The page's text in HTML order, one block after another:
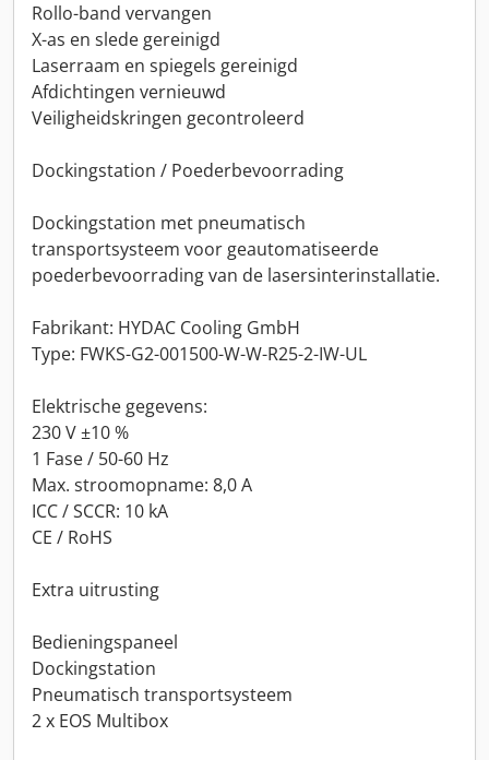
Rollo-band vervangen
X-as en slede gereinigd
Laserraam en spiegels gereinigd
Afdichtingen vernieuwd
Veiligheidskringen gecontroleerd
Dockingstation / Poederbevoorrading
Dockingstation met pneumatisch
transportsysteem voor geautomatiseerde
poederbevoorrading van de lasersinterinstallatie.
Fabrikant: HYDAC Cooling GmbH
Type: FWKS-G2-001500-W-W-R25-2-IW-UL
Elektrische gegevens:
230 V ±10 %
1 Fase / 50-60 Hz
Max. stroomopname: 8,0 A
ICC / SCCR: 10 kA
CE / RoHS
Extra uitrusting
Bedieningspaneel
Dockingstation
Pneumatisch transportsysteem
2 x EOS Multibox